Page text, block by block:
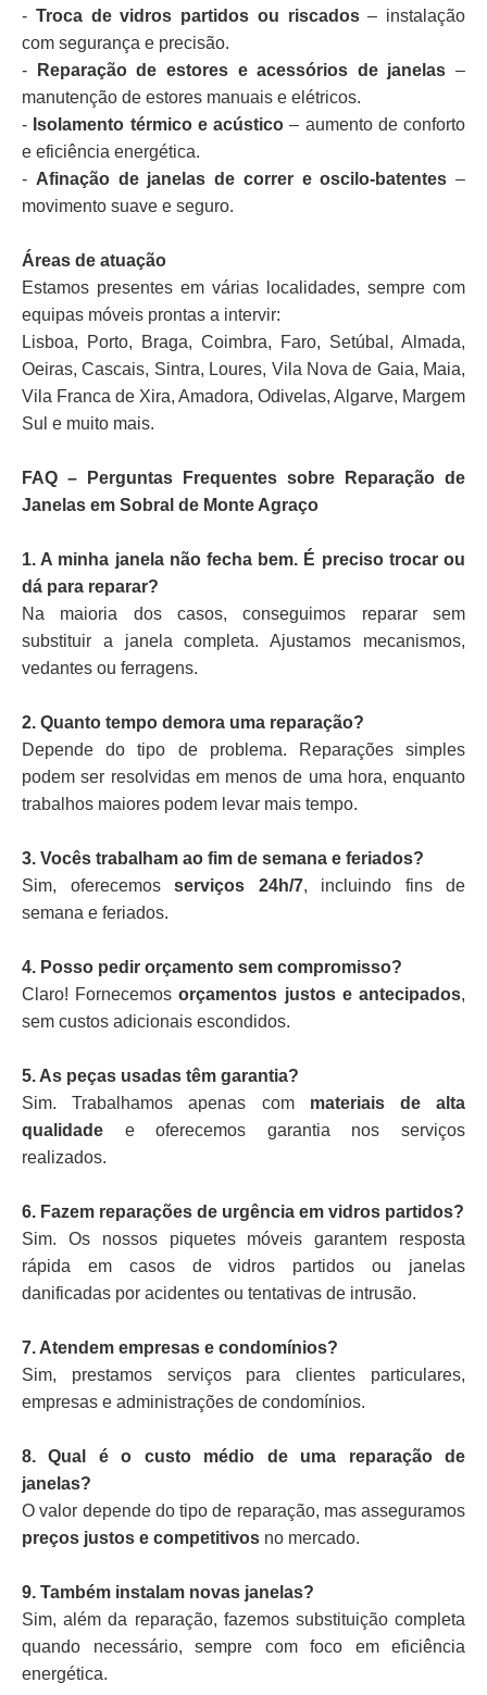
- Troca de vidros partidos ou riscados– instalação
com segurança e precisão.
-
Reparação de estores e acessórios de janelas –
manutenção de estores manuais e elétricos.
- Isolamento térmico e acústico – aumento de conforto
e eficiência energética.
- Afinação de janelas de correr e oscilo-batentes –
movimento suave e seguro.
Áreas de atuação
Estamos presentes em várias localidades, sempre com
equipas móveis prontas a intervir:
Lisboa, Porto, Braga, Coimbra, Faro, Setúbal, Almada,
Oeiras, Cascais, Sintra, Loures, Vila Nova de Gaia, Maia,
Vila Franca de Xira, Amadora, Odivelas, Algarve, Margem
Sul e muito mais.
FAQ – Perguntas Frequentes sobre Reparação de
Janelas em Sobral de Monte Agraço
1. A minha janela não fecha bem. É preciso trocar ou
dá para reparar?
Na maioria dos casos, conseguimos reparar sem
substituir a janela completa. Ajustamos mecanismos,
vedantes ou ferragens.
2. Quanto tempo demora uma reparação?
Depende do tipo de problema. Reparações simples
podem ser resolvidas em menos de uma hora, enquanto
trabalhos maiores podem levar mais tempo.
3. Vocês trabalham ao fim de semana e feriados?
Sim, oferecemos serviços 24h/7, incluindo fins de
semana e feriados.
4. Posso pedir orçamento sem compromisso?
Claro! Fornecemosorçamentos justos e antecipados,
sem custos adicionais escondidos.
5. As peças usadas têm garantia?
Sim. Trabalhamos apenas com materiais de alta
qualidade e oferecemos garantia nos serviços
realizados.
6. Fazem reparações de urgência em vidros partidos?
Sim. Os nossos piquetes móveis garantem resposta
rápida em casos de vidros partidos ou janelas
danificadas por acidentes ou tentativas de intrusão.
7. Atendem empresas e condomínios?
Sim, prestamos serviços para clientes particulares,
empresas e administrações de condomínios.
8. Qual é o custo médio de uma reparação de
janelas?
O valor depende do tipo de reparação, mas asseguramos
preços justos e competitivos no mercado.
9. Também instalam novas janelas?
Sim, além da reparação, fazemos substituição completa
quando necessário, sempre com foco em eficiência
energética.